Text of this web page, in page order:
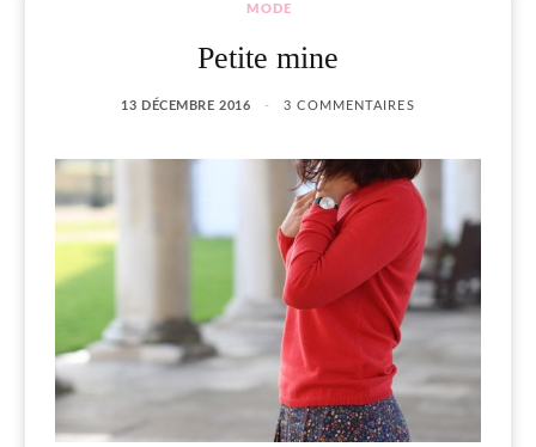
MODE
Petite mine
13 DÉCEMBRE 2016 3 COMMENTAIRES